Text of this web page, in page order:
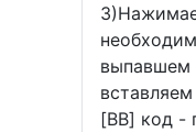
выпавшем
[BB] код -